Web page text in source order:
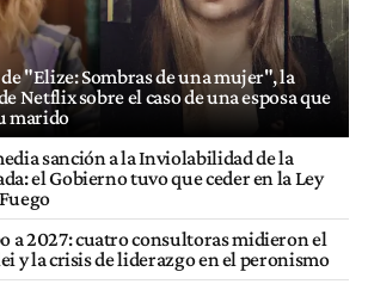
"Elize: Sombras de una mujer", la
Netflix sobre el caso de una esposa que
marido
sanción a la Inviolabilidad de la
el Gobierno tuvo que ceder en la Ley
a 2027: cuatro consultoras midieron el
y la crisis de liderazgo en el peronismo